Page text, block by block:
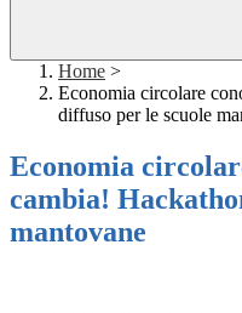
Home >
Economia circolare
diffuso per le scuole
Economia
cambia!
mantovane